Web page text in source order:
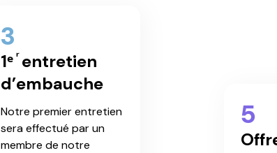
3
1ᵉ ͬ entretien
d’embauche
Notre premier entretien
sera effectué par un
membre de notre
5